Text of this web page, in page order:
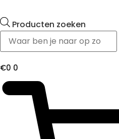
Producten zoeken
€0 0